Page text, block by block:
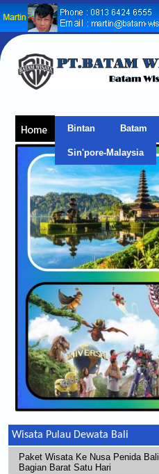
Bintan Batam
Sin'pore-Malaysia
Wisata Pulau Dewata Bali
Paket Wisata Ke Nusa Penida Bali
Bagian Barat Satu Hari